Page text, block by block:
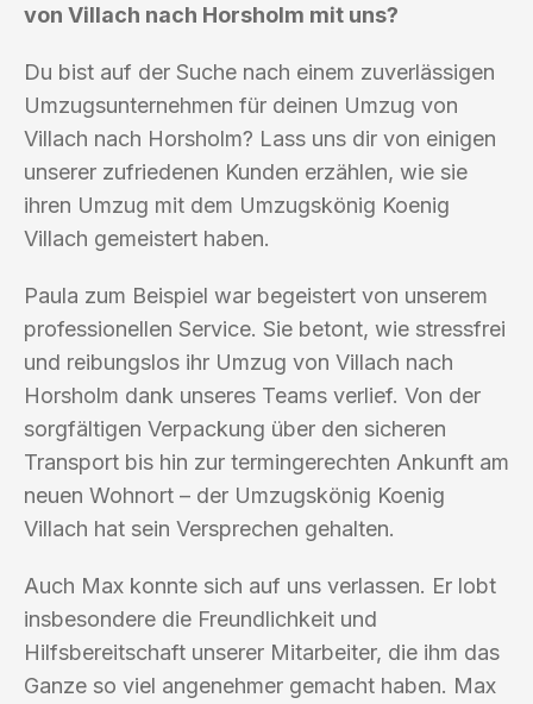
von Villach nach Horsholm mit uns?
Du bist auf der Suche nach einem zuverlässigen
Umzugsunternehmen für deinen Umzug von
Villach nach Horsholm? Lass uns dir von einigen
unserer zufriedenen Kunden erzählen, wie sie
ihren Umzug mit dem Umzugskönig Koenig
Villach gemeistert haben.
Paula zum Beispiel war begeistert von unserem
professionellen Service. Sie betont, wie stressfrei
und reibungslos ihr Umzug von Villach nach
Horsholm dank unseres Teams verlief. Von der
sorgfältigen Verpackung über den sicheren
Transport bis hin zur termingerechten Ankunft am
neuen Wohnort – der Umzugskönig Koenig
Villach hat sein Versprechen gehalten.
Auch Max konnte sich auf uns verlassen. Er lobt
insbesondere die Freundlichkeit und
Hilfsbereitschaft unserer Mitarbeiter, die ihm das
Ganze so viel angenehmer gemacht haben. Max